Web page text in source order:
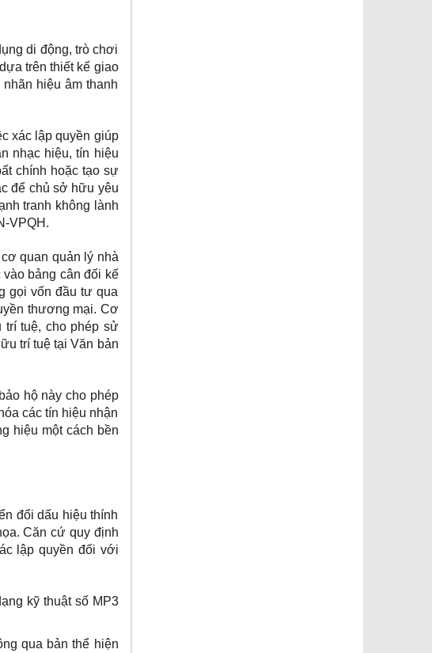
di động, trò chơi
trên thiết kế giao
hiệu âm thanh
xác lập quyền giúp
nhạc hiệu, tín hiệu
chính hoặc tạo sự
để chủ sở hữu yêu
tranh không lành
VPQH.
quan quản lý nhà
bảng cân đối kế
gọi vốn đầu tư qua
thương mại. Cơ
tuệ, cho phép sử
trí tuệ tại Văn bản
hộ này cho phép
các tín hiệu nhận
hiệu một cách bền
đổi dấu hiệu thính
Căn cứ quy định
lập quyền đối với
kỹ thuật số MP3
qua bản thể hiện